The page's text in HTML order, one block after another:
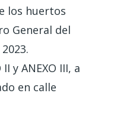
los huertos
General del
y ANEXO III, a
en calle